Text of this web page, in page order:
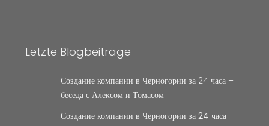
Letzte Blogbeiträge
Создание компании в Черногории за 24 часа –
беседа с Алексом и Томасом
Создание компании в Черногории за 24 часа